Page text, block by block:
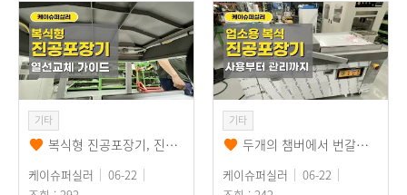
기타
복식형 진공포장기, 진공포장기계 열선교체 가이드 전과정 확인해보세요~
케이슈퍼실러
06-22
기타
두개의 챔버에서 번갈아 진공포장을, 복식진공포장기계 진공포장기 출고 (주)디에ᄋ…
케이슈퍼실러
06-22